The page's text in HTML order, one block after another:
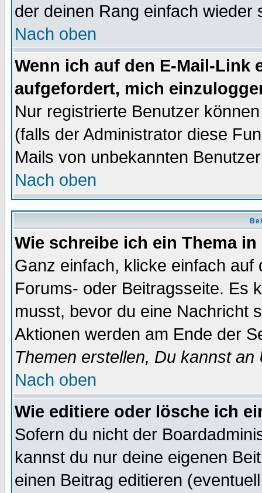
der deinen Rang einfach wieder
Nach oben
Wenn ich auf den E-Mail-Link
aufgefordert, mich
Nur registrierte Benutzer
(falls der Administrator diese
Mails von unbekannten
Nach oben
Wie schreibe ich ein Thema
Ganz einfach, klicke einfach
Forums- oder Beitragsseite. Es
musst, bevor du eine Nachricht
Aktionen werden am Ende der
Themen erstellen, Du kannst
Nach oben
Wie editiere oder lösche ich
Sofern du nicht der
kannst du nur deine eigenen
einen Beitrag editieren